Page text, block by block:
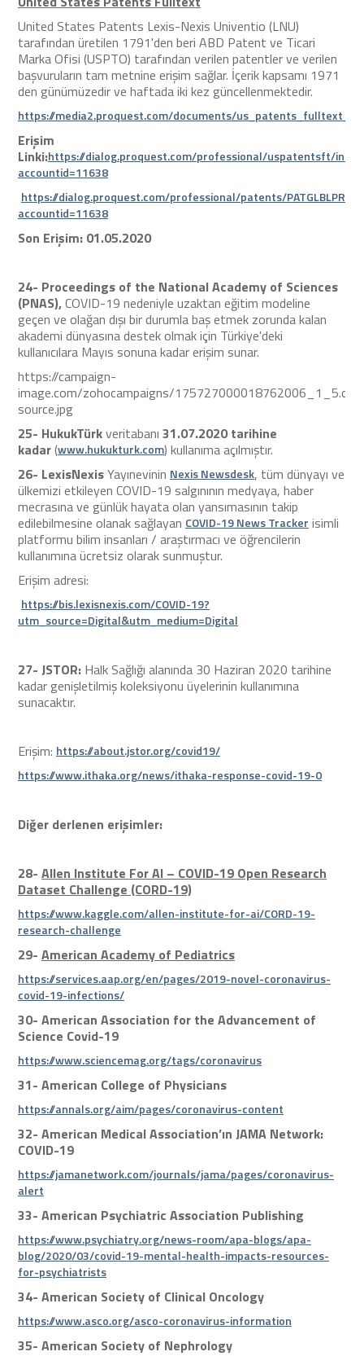
United States Patents Lexis-Nexis Univentio (LNU)
tarafından üretilen 1791'den beri ABD Patent ve Ticari
Marka Ofisi (USPTO) tarafından verilen patentler ve verilen
başvuruların tam metnine erişim sağlar. İçerik kapsamı 1971
den günümüzedir ve haftada iki kez güncellenmektedir.
https://media2.proquest.com/documents/
Erişim
Linki:https://dialog.proquest.com/professional/uspatentsft/
accountid=11638
https://dialog.proquest.com/professional/patents/PATGLBLPRO?
accountid=11638
Son Erişim: 01.05.2020
24- Proceedings of the National Academy of Sciences
(PNAS),COVID-19 nedeniyle uzaktan eğitim modeline
geçen ve olağan dışı bir durumla baş etmek zorunda kalan
akademi dünyasına destek olmak için Türkiye'deki
kullanıcılara Mayıs sonuna kadar erişim sunar.
https://campaign-
image.com/zohocampaigns/
source.jpg
25- HukukTürkveritabanı 31.07.2020 tarihine
kadar(www.hukukturk.com) kullanıma açılmıştır.
26- LexisNexisYayınevinin Nexis Newsdesk, tüm dünyayı ve
ülkemizi etkileyen COVID-19 salgınının medyaya, haber
mecrasına ve günlük hayata olan yansımasının takip
edilebilmesine olanak sağlayan COVID-19 News Tracker isimli
platformu bilim insanları / araştırmacı ve öğrencilerin
kullanımına ücretsiz olarak sunmuştur.
Erişim adresi:
https://bis.lexisnexis.com/COVID-19?
utm_source=Digital&utm_medium=Digital
27- JSTOR: Halk Sağlığı alanında 30 Haziran 2020 tarihine
kadar genişletilmiş koleksiyonu üyelerinin kullanımına
sunacaktır.
Erişim: https://about.jstor.org/covid19/
https://www.ithaka.org/news/ithaka-response-covid-19-0
Diğer derlenen erişimler:
28- Allen Institute For AI – COVID-19 Open Research
Dataset Challenge (CORD-19)
https://www.kaggle.com/allen-institute-for-ai/CORD-19-
research-challenge
29- American Academy of Pediatrics
https://services.aap.org/en/pages/2019-novel-coronavirus-
covid-19-infections/
30- American Association for the Advancement of
Science Covid-19
https://www.sciencemag.org/tags/coronavirus
31- American College of Physicians
https://annals.org/aim/pages/coronavirus-content
32- American Medical Association’ın JAMA Network:
COVID-19
https://jamanetwork.com/journals/jama/pages/coronavirus-
alert
33- American Psychiatric Association Publishing
https://www.psychiatry.org/news-room/apa-blogs/apa-
blog/2020/03/covid-19-mental-health-impacts-resources-
for-psychiatrists
34- American Society of Clinical Oncology
https://www.asco.org/asco-coronavirus-information
35- American Society of Nephrology